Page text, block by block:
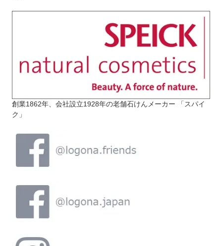
創業1862年、会社設立1928年の老舗石けんメーカー 「スパイ
ク」